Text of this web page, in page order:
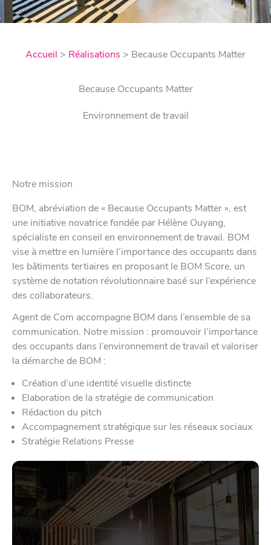
Accueil > Réalisations > Because Occupants Matter
Because Occupants Matter
Environnement de travail
Notre mission
BOM, abréviation de « Because Occupants Matter », est
une initiative novatrice fondée par Hélène Ouyang,
spécialiste en conseil en environnement de travail. BOM
vise à mettre en lumière l’importance des occupants dans
les bâtiments tertiaires en proposant le BOM Score, un
système de notation révolutionnaire basé sur l’expérience
des collaborateurs.
Agent de Com accompagne BOM dans l’ensemble de sa
communication. Notre mission : promouvoir l’importance
des occupants dans l’environnement de travail et valoriser
la démarche de BOM :
Création d’une identité visuelle distincte
Elaboration de la stratégie de communication
Rédaction du pitch
Accompagnement stratégique sur les réseaux sociaux
Stratégie Relations Presse